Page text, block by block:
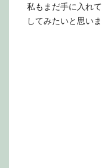
私もまだ手に入れ
してみたいと思いま